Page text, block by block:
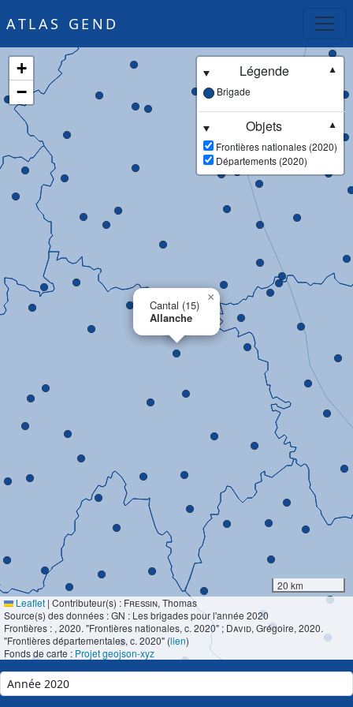
ATLAS GEND
Cantal (15)
Allanche
×
+
−
Légende
▼
Brigade
Objets
▼
Frontières nationales (2020)
Départements (2020)
20 km
Leaflet | Contributeur(s) : Fressin, Thomas
Source(s) des données : GN : Les brigades pour l'année 2020
Frontières : , 2020. "Frontières nationales, c. 2020" ; David, Grégoire, 2020.
"Frontières départementales, c. 2020" (lien)
Fonds de carte : Projet geojson-xyz